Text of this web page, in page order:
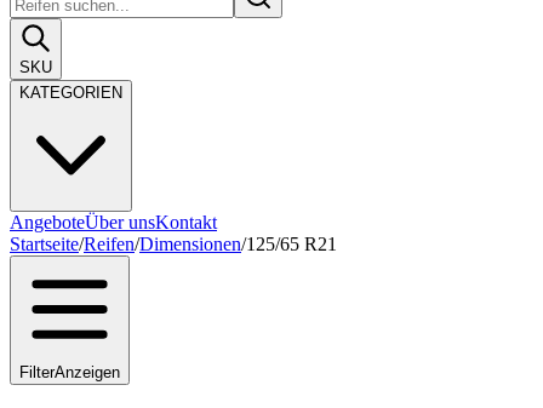
SKU
KATEGORIEN
AngeboteÜber unsKontakt
Startseite/Reifen/Dimensionen/125/65 R21
FilterAnzeigen